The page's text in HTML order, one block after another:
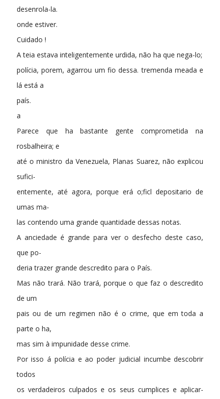
desenrola-la.
onde estiver.
Cuidado !
A teia estava inteligentemente urdida, não ha que nega-lo;
polícia, porem, agarrou um fio dessa. tremenda meada e
lá está a
país.
a
Parece que ha bastante gente comprometida na
rosbalheira; e
até o ministro da Venezuela, Planas Suarez, não explicou
sufici-
entemente, até agora, porque erá o;ficl depositario de
umas ma-
las contendo uma grande quantidade dessas notas.
A anciedade é grande para ver o desfecho deste caso,
que po-
deria trazer grande descredito para o País.
Mas não trará. Não trará, porque o que faz o descredito
de um
pais ou de um regimen não é o crime, que em toda a
parte o ha,
mas sim à impunidade desse crime.
Por isso á polícia e ao poder judicial incumbe descobrir
todos
os verdadeiros culpados e os seus cumplices e aplicar-